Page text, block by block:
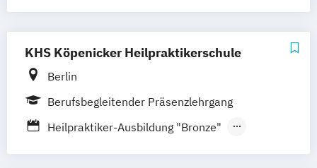
KHS Köpenicker Heilpraktikerschule
Berlin
Berufsbegleitender Präsenzlehrgang
Heilpraktiker-Ausbildung "Bronze"